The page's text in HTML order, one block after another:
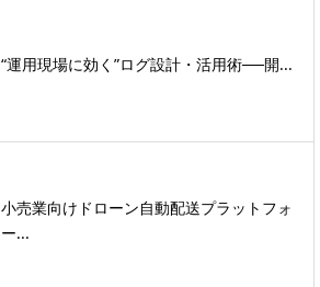
“運用現場に効く”ログ設計・活用術──開...
小売業向けドローン自動配送プラットフォ
ー...